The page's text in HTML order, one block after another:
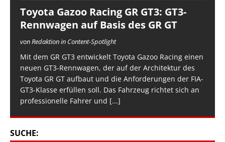
Toyota Gazoo Racing GR GT3: GT3-
Rennwagen auf Basis des GR GT
von Redaktion in Content-Spotlight
Mit dem GR GT3 entwickelt Toyota Gazoo Racing einen
neuen GT3-Rennwagen, der auf der Architektur des
Toyota GR GT aufbaut und die Anforderungen der FIA-
GT3-Klasse erfüllen soll. Das Fahrzeug richtet sich an
professionelle Fahrer und [...]
SUCHE: